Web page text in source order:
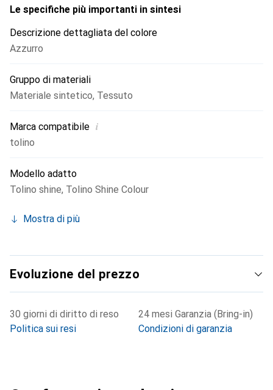
Le specifiche più importanti in sintesi
Descrizione dettagliata del colore
Azzurro
Gruppo di materiali
Materiale sintetico, Tessuto
Marca compatibile i
tolino
Modello adatto
Tolino shine, Tolino Shine Colour
Mostra di più
Evoluzione del prezzo
30 giorni di diritto di reso
Politica sui resi
24 mesi Garanzia (Bring-in)
Condizioni di garanzia